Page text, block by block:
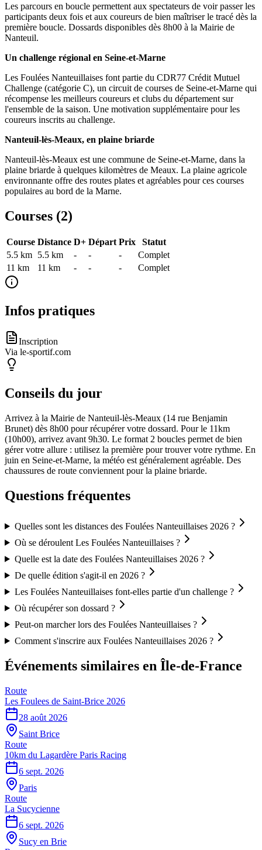
Les parcours en boucle permettent aux spectateurs de voir passer les
participants deux fois et aux coureurs de bien maîtriser le tracé dès la
première boucle. Dossards disponibles dès 8h00 à la Mairie de
Nanteuil.
Un challenge régional en Seine-et-Marne
Les Foulées Nanteuillaises font partie du CDR77 Crédit Mutuel
Challenge (catégorie C), un circuit de courses de Seine-et-Marne qui
récompense les meilleurs coureurs et clubs du département sur
l'ensemble de la saison. Une motivation supplémentaire pour les
coureurs inscrits au challenge.
Nanteuil-lès-Meaux, en plaine briarde
Nanteuil-lès-Meaux est une commune de Seine-et-Marne, dans la
plaine briarde à quelques kilomètres de Meaux. La plaine agricole
environnante offre des routes plates et agréables pour ces courses
populaires au bord de la Marne.
Courses (2)
Course Distance D+ Départ Prix
Statut
5.5 km 5.5 km - - -
Complet
11 km
11 km - - - Complet
Infos pratiques
Inscription
Via le-sportif.com
Conseils du jour
Arrivez à la Mairie de Nanteuil-lès-Meaux (14 rue Benjamin
Brunet) dès 8h00 pour récupérer votre dossard. Pour le 11km
(10h00), arrivez avant 9h30. Le format 2 boucles permet de bien
gérer votre allure : utilisez la première pour trouver votre rythme. En
juin en Seine-et-Marne, la météo est généralement agréable. Des
chaussures de route conviennent pour la plaine briarde.
Questions fréquentes
Quelles sont les distances des Foulées Nanteuillaises 2026 ?
Où se déroulent Les Foulées Nanteuillaises ?
Quelle est la date des Foulées Nanteuillaises 2026 ?
De quelle édition s'agit-il en 2026 ?
Les Foulées Nanteuillaises font-elles partie d'un challenge ?
Où récupérer son dossard ?
Peut-on marcher lors des Foulées Nanteuillaises ?
Comment s'inscrire aux Foulées Nanteuillaises 2026 ?
Événements similaires en Île-de-France
Route
Les Foulees de Saint-Brice 2026
28 août 2026
Saint Brice
Route
10km du Lagardère Paris Racing
6 sept. 2026
Paris
Route
La Sucycienne
6 sept. 2026
Sucy en Brie